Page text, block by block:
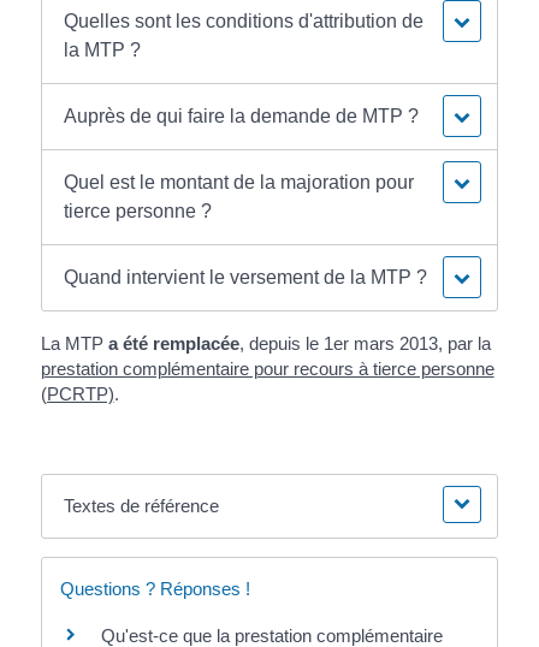
Quelles sont les conditions d'attribution de
la MTP ?
Auprès de qui faire la demande de MTP ?
Quel est le montant de la majoration pour
tierce personne ?
Quand intervient le versement de la MTP ?
La MTP a été remplacée, depuis le 1ermars 2013, par la
prestation complémentaire pour recours à tierce personne
(PCRTP).
Textes de référence
Questions ? Réponses !
Qu'est-ce que la prestation complémentaire